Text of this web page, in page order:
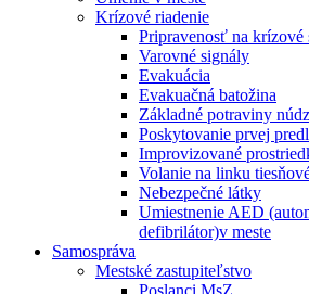
Krízové riadenie
Pripravenosť na krízové
Varovné signály
Evakuácia
Evakuačná batožina
Základné potraviny
Poskytovanie prvej
Improvizované
Volanie na linku
Nebezpečné látky
Umiestnenie AED
defibrilátor)v meste
Samospráva
Mestské zastupiteľstvo
Poslanci MsZ